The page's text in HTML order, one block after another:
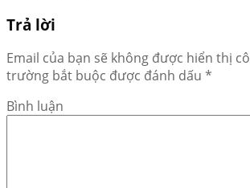
Trả lời
Email của bạn sẽ không được hiển thị
trường bắt buộc được đánh dấu *
Bình luận